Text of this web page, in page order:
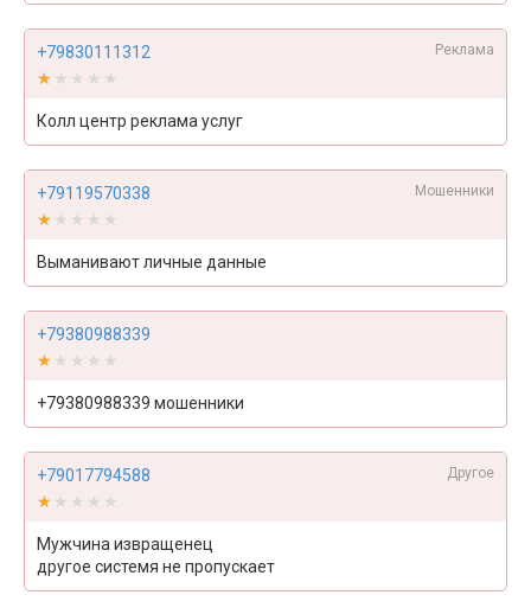
+79830111312 Реклама
★★★★★
★★★★★
Колл центр реклама услуг
+79119570338 Мошенники
★★★★★
★★★★★
Выманивают личные данные
+79380988339
★★★★★
★★★★★
+79380988339 мошенники
+79017794588 Другое
★★★★★
★★★★★
Мужчина извращенец
другое системя не пропускает